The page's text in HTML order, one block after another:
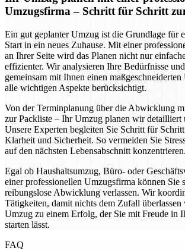
Umzugsfirma – Schritt für Schritt
Ein gut geplanter Umzug ist die Grundlage für
Start in ein neues Zuhause. Mit einer
an Ihrer Seite wird das Planen nicht nur
effizienter. Wir analysieren Ihre Bedürfnisse
gemeinsam mit Ihnen einen
alle wichtigen Aspekte berücksichtigt.
Von der Terminplanung über die Abwicklung
zur Packliste – Ihr Umzug planen wir detailliert
Unsere Experten begleiten Sie Schritt für
Klarheit und Sicherheit. So vermeiden Sie
auf den nächsten Lebensabschnitt konzentrieren.
Egal ob Haushaltsumzug, Büro- oder
einer professionellen Umzugsfirma können Sie
reibungslose Abwicklung verlassen. Wir
Tätigkeiten, damit nichts dem Zufall
Umzug zu einem Erfolg, der Sie mit Freude in
starten lässt.
FAQ